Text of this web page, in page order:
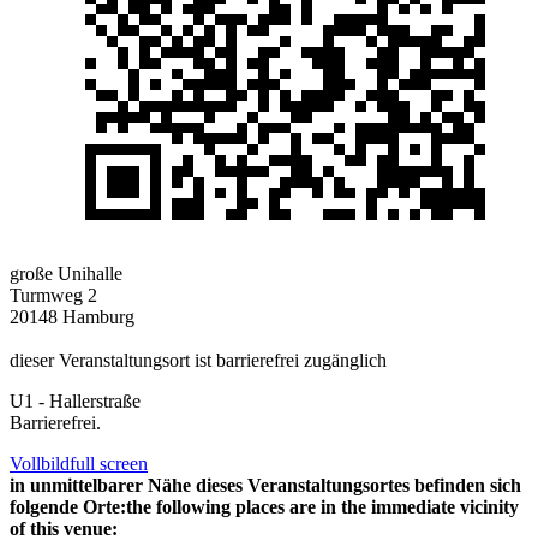
große Unihalle
Turmweg 2
20148 Hamburg
dieser Veranstaltungsort ist barrierefrei zugänglich
U1 - Hallerstraße
Barrierefrei.
Vollbildfull screen
in unmittelbarer Nähe dieses Veranstaltungsortes befinden sich
folgende Orte:the following places are in the immediate vicinity
of this venue: